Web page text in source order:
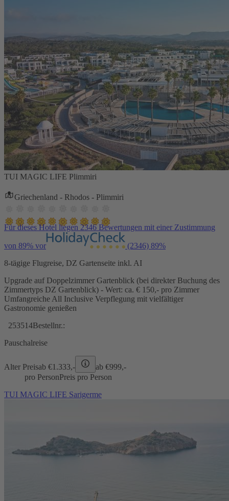
TUI MAGIC LIFE Plimmiri
Griechenland - Rhodos - Plimmiri
Für dieses Hotel liegen 2346 Bewertungen mit einer Zustimmung
von 89% vor (2346) 89%
8-tägige Flugreise, DZ Gartenseite inkl. AI
Upgrade auf Doppelzimmer Gartenblick (bei direkter Buchung des
Zimmertyps DZ Gartenblick) - Wert: ca. € 150,- pro Zimmer
Umfangreiche All Inclusive Verpflegung mit vielfältiger
Gastronomie genießen
253514Bestellnr.:
Pauschalreise
Alter Preisab €1.333,- ab €999,-
pro PersonPreis pro Person
TUI MAGIC LIFE Sarigerme